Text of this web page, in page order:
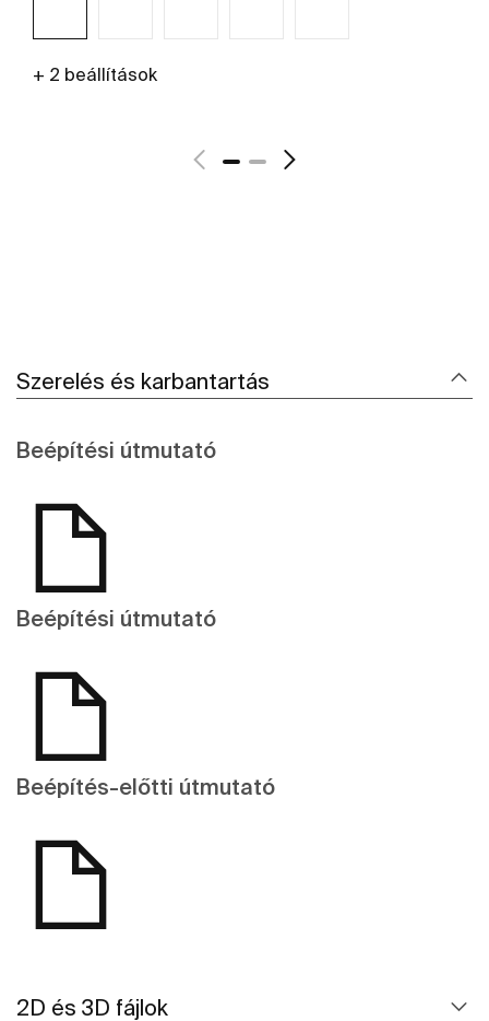
+ 2 beállítások
Szerelés és karbantartás
Beépítési útmutató
Beépítési útmutató
Beépítés-előtti útmutató
2D és 3D fájlok